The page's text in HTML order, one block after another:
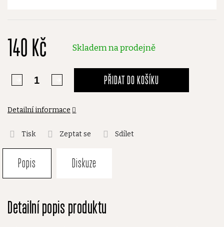
140 Kč Skladem na prodejně
PŘIDAT DO KOŠÍKU
Detailní informace
Tisk Zeptat se Sdílet
Popis Diskuze
Detailní popis produktu